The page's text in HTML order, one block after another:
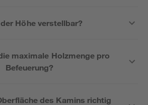
Höhe verstellbar?
maximale Holzmenge pro
Befeuerung?
des Kamins richtig